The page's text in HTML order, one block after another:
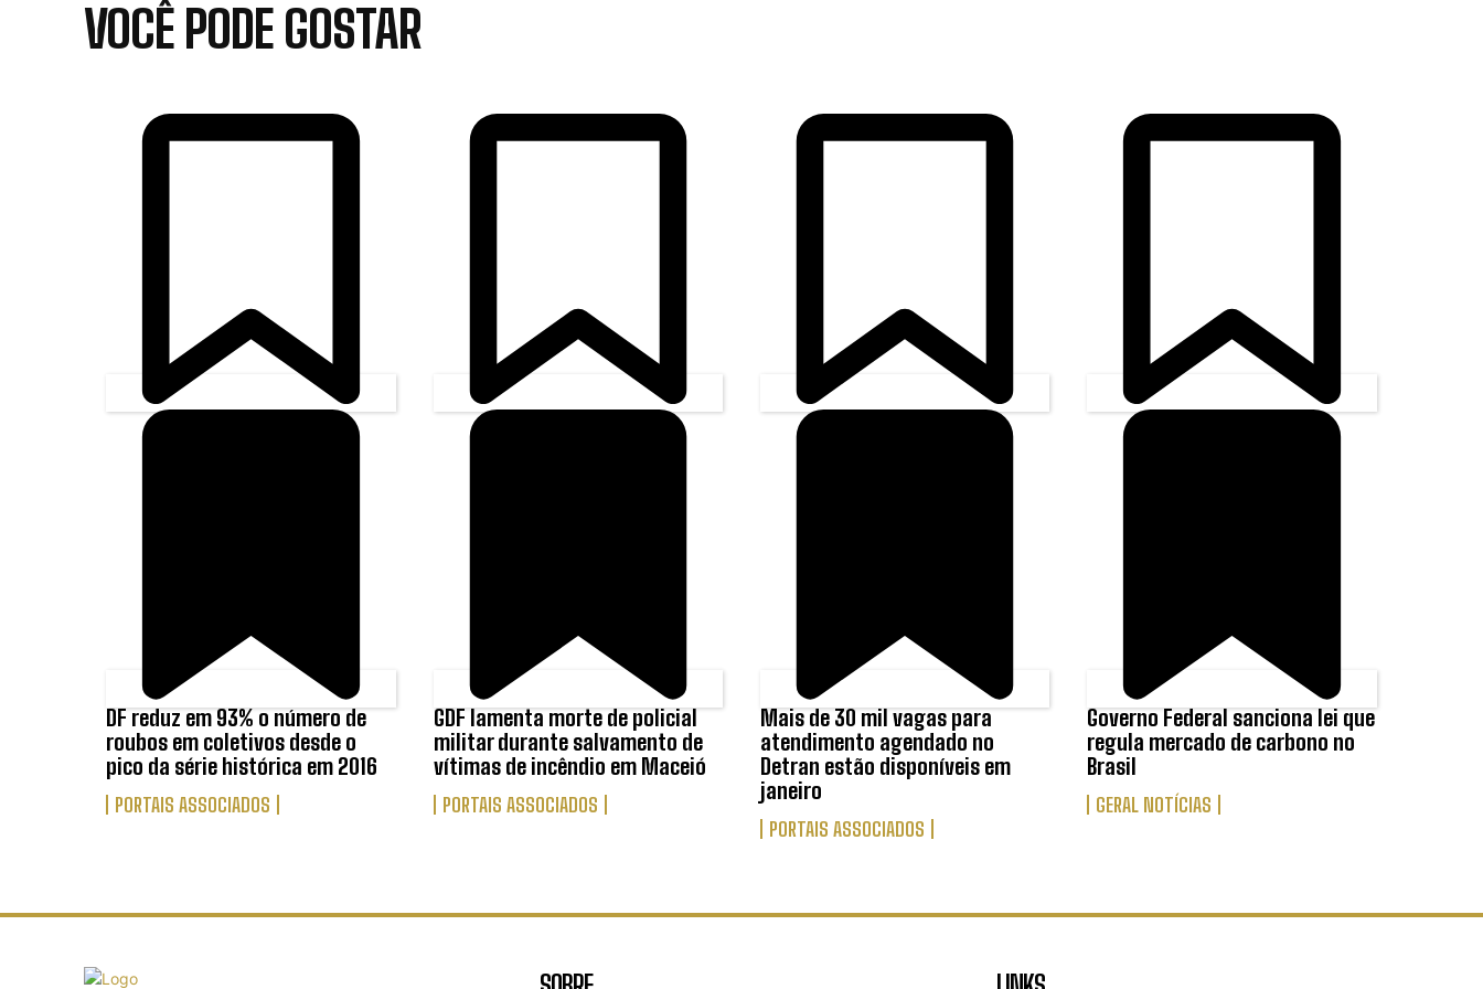
VOCÊ PODE GOSTAR
DF reduz em 93% o número de
roubos em coletivos desde o
pico da série histórica em 2016
PORTAIS ASSOCIADOS
GDF lamenta morte de policial
militar durante salvamento de
vítimas de incêndio em Maceió
PORTAIS ASSOCIADOS
Mais de 30 mil vagas para
atendimento agendado no
Detran estão disponíveis em
janeiro
PORTAIS ASSOCIADOS
Governo Federal sanciona lei que
regula mercado de carbono no
Brasil
GERAL NOTÍCIAS